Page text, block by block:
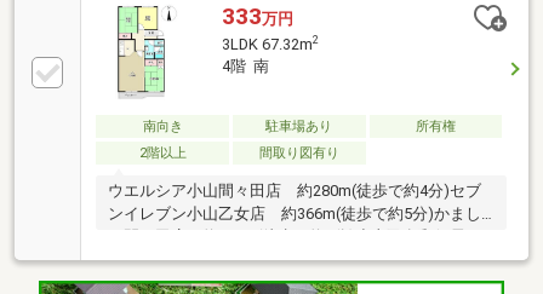
333万円
3LDK 67.32m2
4階 南
南向き 駐車場あり
所有権
2階以上
間取り図有り
ウエルシア小山間々田店 約280m(徒歩で約4分)セブ
ンイレブン小山乙女店 約366m(徒歩で約5分)かまし
約497m(徒歩で約7分)光風会光南病院 約1856m(徒歩
で約24分)物件周辺のハザードマップを提供していま